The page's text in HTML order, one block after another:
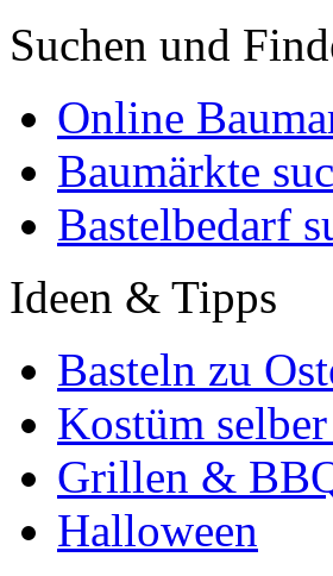
Suchen und
Online
Baumärkte
Bastelbedarf
Ideen & Tipps
Basteln zu
Kostüm
Grillen &
Halloween